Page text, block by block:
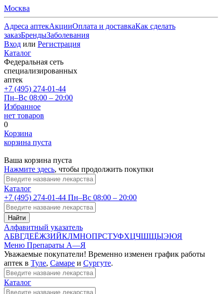
Москва
Адреса аптекАкцииОплата и доставкаКак сделать
заказБрендыЗаболевания
Вход или Регистрация
Каталог
Федеральная сеть
специализированных
аптек
+7 (495) 274-01-44
Пн–Вс 08:00 – 20:00
Избранное
нет товаров
0
Корзина
корзина пуста
Ваша корзина пуста
Нажмите здесь, чтобы продолжить покупки
Каталог
+7 (495) 274-01-44 Пн–Вс 08:00 – 20:00
Найти
Алфавитный указатель
АБВГДЕЁЖЗИЙКЛМНОПРСТУФХЦЧШЩЫЭЮЯ
Меню Препараты А—Я
Уважаемые покупатели! Временно изменен график работы
аптек в Туле, Самаре и Сургуте.
Каталог